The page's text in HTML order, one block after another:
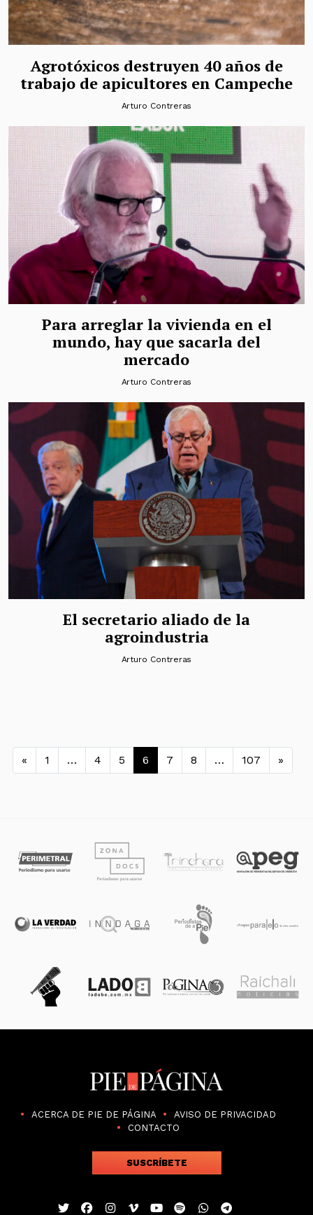
Agrotóxicos destruyen 40 años de
trabajo de apicultores en Campeche
Arturo Contreras
Para arreglar la vivienda en el
mundo, hay que sacarla del
mercado
Arturo Contreras
El secretario aliado de la
agroindustria
Arturo Contreras
Navegación de entradas
« 1 … 4 5 6 7 8 … 107 »
ACERCA DE PIE DE PÁGINA
AVISO DE PRIVACIDAD
CONTACTO
SUSCRÍBETE